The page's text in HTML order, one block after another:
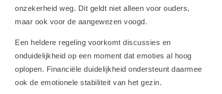
onzekerheid weg. Dit geldt niet alleen voor ouders,
maar ook voor de aangewezen voogd.
Een heldere regeling voorkomt discussies en
onduidelijkheid op een moment dat emoties al hoog
oplopen. Financiële duidelijkheid ondersteunt daarmee
ook de emotionele stabiliteit van het gezin.